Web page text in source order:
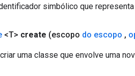
simbólico que
<T> create (escopo do escopo ,
uma classe que envolve uma